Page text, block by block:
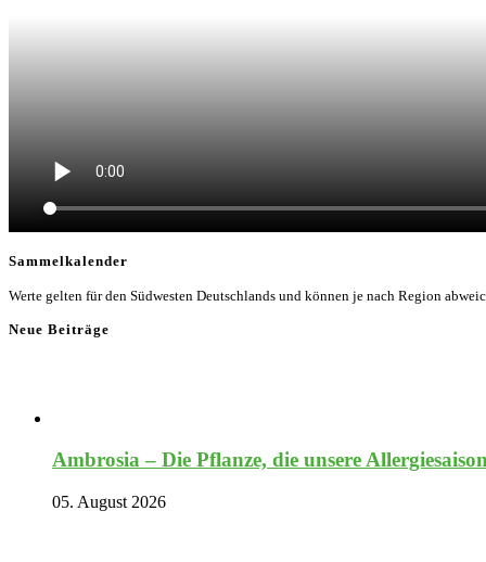
Sammelkalender
Werte gelten für den Südwesten Deutschlands und können je nach Region
Neue Beiträge
Ambrosia – Die Pflanze, die unsere
05. August 2026